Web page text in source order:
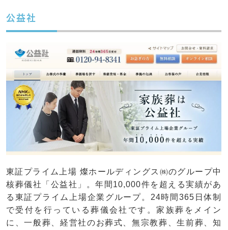
公益社
東証プライム上場 燦ホールディングス㈱のグループ中
核葬儀社「公益社」。年間10,000件を超える実績があ
る東証プライム上場企業グループ。24時間365日体制
で受付を行っている葬儀会社です。家族葬をメイン
に、一般葬、経営社のお葬式、無宗教葬、生前葬、知